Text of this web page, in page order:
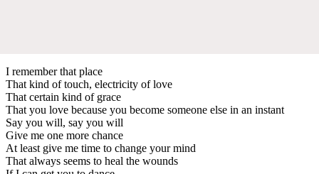
I remember that place
That kind of touch, electricity of love
That certain kind of grace
That you love because you become someone else in an instant
Say you will, say you will
Give me one more chance
At least give me time to change your mind
That always seems to heal the wounds